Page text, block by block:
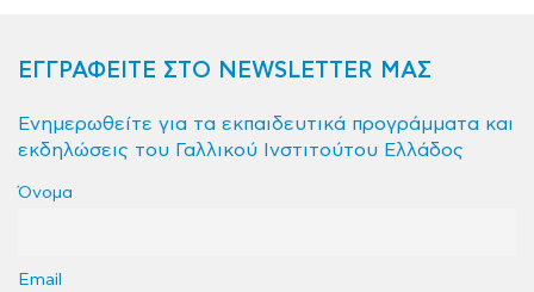
ΕΓΓΡΑΦΕΙΤΕ ΣΤΟ NEWSLETTER ΜΑΣ
Ενημερωθείτε για τα εκπαιδευτικά προγράμματα και
εκδηλώσεις του Γαλλικού Ινστιτούτου Ελλάδος
Όνομα
Email